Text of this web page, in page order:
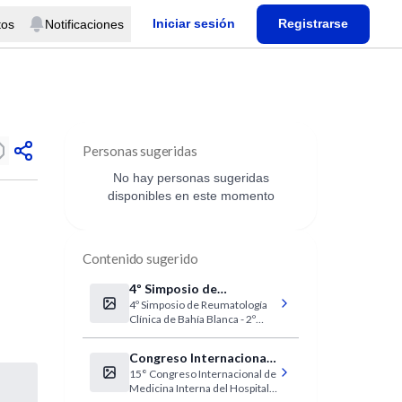
Notificaciones Iniciar sesión Registrarse
Personas sugeridas
No hay personas sugeridas
disponibles en este momento
Contenido sugerido
4º Simposio de
Reumatología Clínica
4º Simposio de Reumatología
Clínica de Bahía Blanca - 2º
Reumatología Clínica - 3º
Módulo del Curso
Interdisciplinario de
Congreso Internacional
de Medicina Interna del
Hospital de Clínicas
15° Congreso Internacional de
Medicina Interna del Hospital